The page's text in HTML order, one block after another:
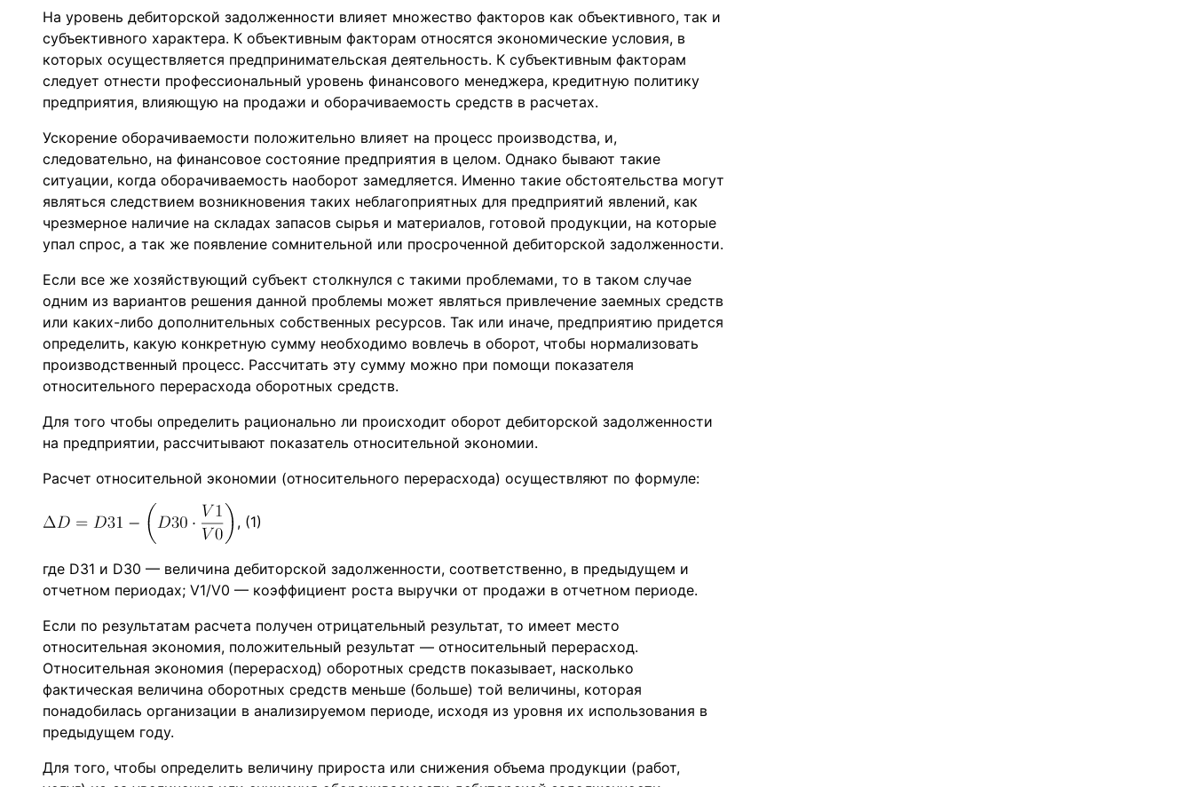
На уровень дебиторской задолженности влияет множество факторов как объективного, так и
субъективного характера. К объективным факторам относятся экономические условия, в
которых осуществляется предпринимательская деятельность. К субъективным факторам
следует отнести профессиональный уровень финансового менеджера, кредитную политику
предприятия, влияющую на продажи и оборачиваемость средств в расчетах.
Ускорение оборачиваемости положительно влияет на процесс производства, и,
следовательно, на финансовое состояние предприятия в целом. Однако бывают такие
ситуации, когда оборачиваемость наоборот замедляется. Именно такие обстоятельства могут
являться следствием возникновения таких неблагоприятных для предприятий явлений, как
чрезмерное наличие на складах запасов сырья и материалов, готовой продукции, на которые
упал спрос, а так же появление сомнительной или просроченной дебиторской задолженности.
Если все же хозяйствующий субъект столкнулся с такими проблемами, то в таком случае
одним из вариантов решения данной проблемы может являться привлечение заемных средств
или каких-либо дополнительных собственных ресурсов. Так или иначе, предприятию придется
определить, какую конкретную сумму необходимо вовлечь в оборот, чтобы нормализовать
производственный процесс. Рассчитать эту сумму можно при помощи показателя
относительного перерасхода оборотных средств.
Для того чтобы определить рационально ли происходит оборот дебиторской задолженности
на предприятии, рассчитывают показатель относительной экономии.
Расчет относительной экономии (относительного перерасхода) осуществляют по формуле:
, (1)
где DЗ1 и DЗ0 — величина дебиторской задолженности, соответственно, в предыдущем и
отчетном периодах; V1/V0 — коэффициент роста выручки от продажи в отчетном периоде.
Если по результатам расчета получен отрицательный результат, то имеет место
относительная экономия, положительный результат — относительный перерасход.
Относительная экономия (перерасход) оборотных средств показывает, насколько
фактическая величина оборотных средств меньше (больше) той величины, которая
понадобилась организации в анализируемом периоде, исходя из уровня их использования в
предыдущем году.
Для того, чтобы определить величину прироста или снижения объема продукции (работ,